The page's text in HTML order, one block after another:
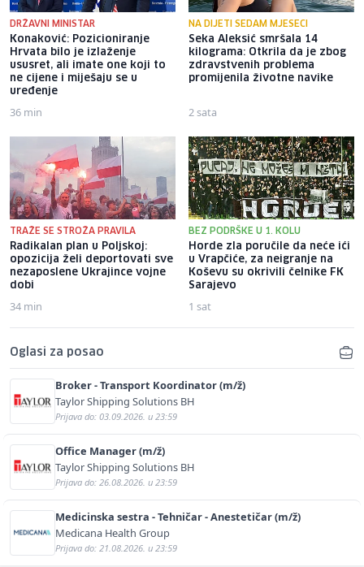
DRŽAVNI MINISTAR
Konaković: Pozicioniranje
Hrvata bilo je izlaženje
ususret, ali imate one koji to
ne cijene i miješaju se u
uređenje
36 min
NA DIJETI SEDAM MJESECI
Seka Aleksić smršala 14
kilograma: Otkrila da je zbog
zdravstvenih problema
promijenila životne navike
2 sata
TRAŽE SE STROŽA PRAVILA
Radikalan plan u Poljskoj:
opozicija želi deportovati sve
nezaposlene Ukrajince vojne
dobi
34 min
BEZ PODRŠKE U 1. KOLU
Horde zla poručile da neće ići
u Vrapčiće, za neigranje na
Koševu su okrivili čelnike FK
Sarajevo
1 sat
Oglasi za posao
Broker - Transport Koordinator (m/ž)
Taylor Shipping Solutions BH
Prijava do: 03.09.2026. u 23:59
Office Manager (m/ž)
Taylor Shipping Solutions BH
Prijava do: 26.08.2026. u 23:59
Medicinska sestra - Tehničar - Anestetičar (m/ž)
Medicana Health Group
Prijava do: 21.08.2026. u 23:59